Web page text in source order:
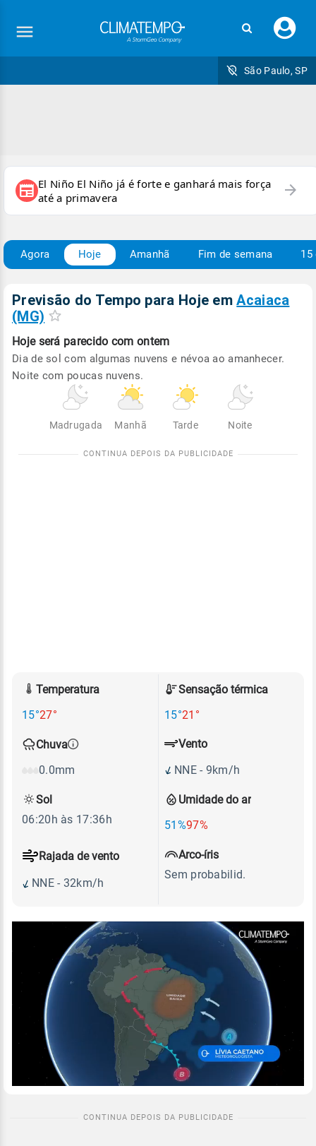
seu
São Paulo, SP
newspaper El Niño El Niño já é forte e ganhará mais força
até a primavera
arrow_forward
Agora Hoje Amanhã Fim de semana 15
Previsão do Tempo para Hoje emAcaiaca
(MG)
Hoje será parecido com ontem
Dia de sol com algumas nuvens e névoa ao amanhecer.
Noite com poucas nuvens.
Madrugada Manhã Tarde Noite
Temperatura
15°27°
Sensação térmica
15°21°
Chuva
0.0mm
Umidade do ar
51%97%
Vento
NNE - 9km/h
Rajada de vento
NNE - 32km/h
Sol
06:20h às 17:36h
Arco-íris
Sem probabilid.